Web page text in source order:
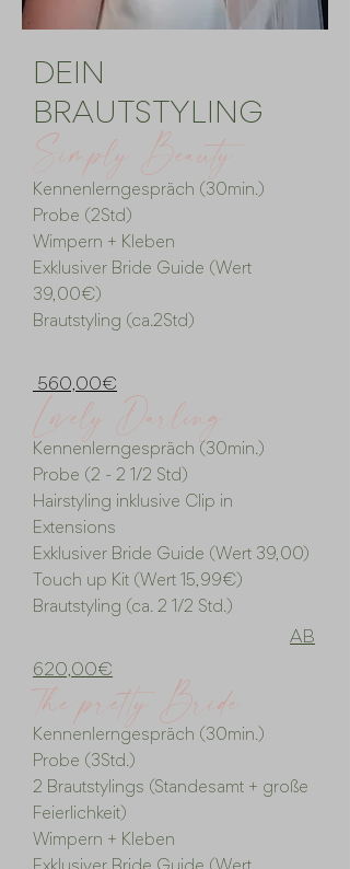
DEIN
BRAUTSTYLING
Simply Beauty
Kennenlerngespräch (30min.)
Probe (2Std)
Wimpern + Kleben
Exklusiver Bride Guide (Wert
39,00€)
Brautstyling (ca.2Std)
560,00€
Lovely Darling
Kennenlerngespräch (30min.)
Probe (2 - 2 1/2 Std)
Hairstyling inklusive Clip in
Extensions
Exklusiver Bride Guide (Wert 39,00)
Touch up Kit (Wert 15,99€)
Brautstyling (ca. 2 1/2 Std.)
AB
620,00€
The pretty Bride
Kennenlerngespräch (30min.)
Probe (3Std.)
2 Brautstylings (Standesamt + große
Feierlichkeit)
Wimpern + Kleben
Exklusiver Bride Guide (Wert